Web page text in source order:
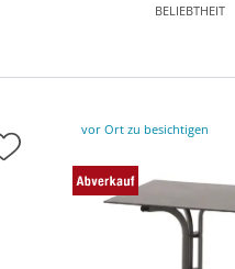
BELIEBTHEIT
vor Ort zu besichtigen